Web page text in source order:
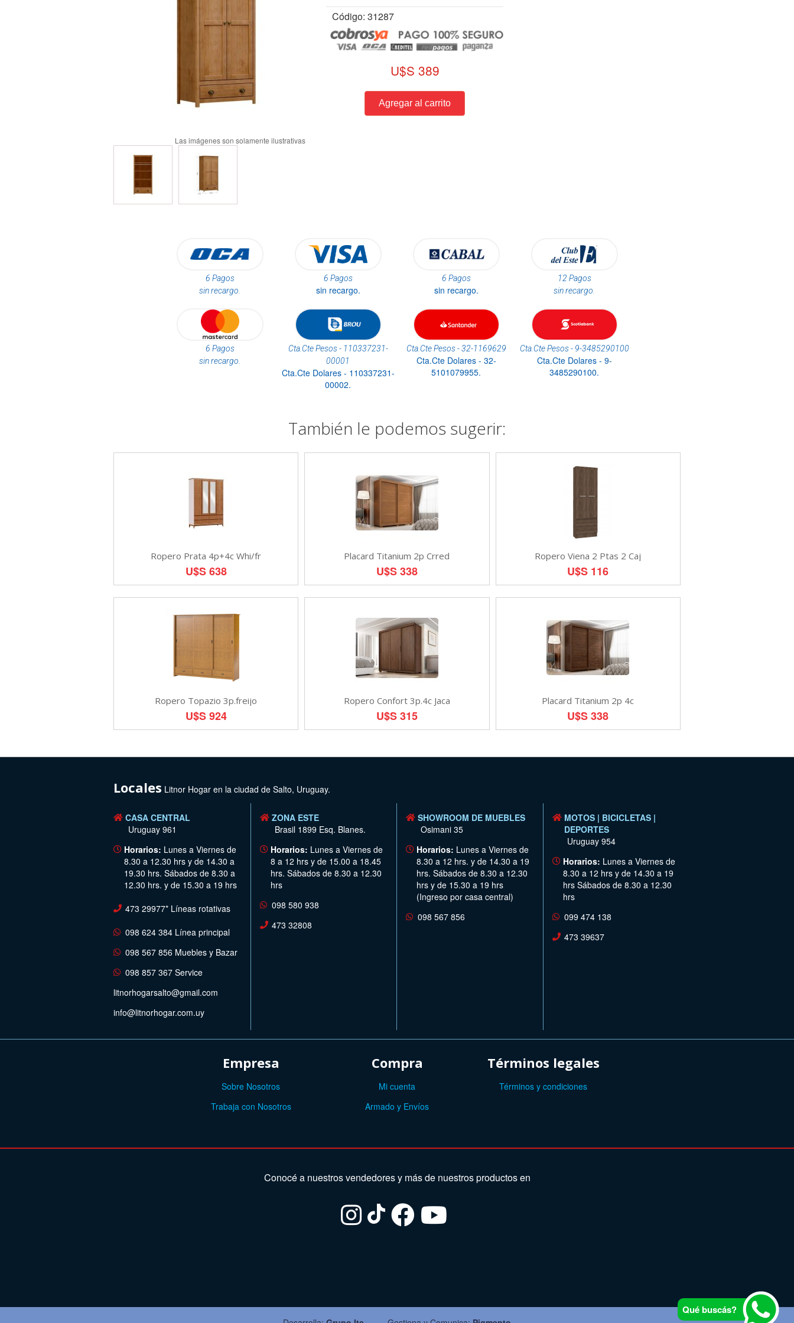
Código: 31287
U$S 389
6 Pagos
sin recargo.
6 Pagos
sin recargo.
6 Pagos
sin recargo.
12 Pagos
sin recargo.
6 Pagos
sin recargo.
Cta.Cte Pesos - 110337231-
00001
Cta.Cte Dolares - 110337231-
00002.
Cta.Cte Pesos - 32-1169629
Cta.Cte Dolares - 32-
5101079955.
Cta.Cte Pesos - 9-3485290100
Cta.Cte Dolares - 9-
3485290100.
También le podemos sugerir:
Ropero Prata 4p+4c Whi/fr
U$S 638
Placard Titanium 2p Crred
U$S 338
Ropero Viena 2 Ptas 2 Caj
U$S 116
Ropero Topazio 3p.freijo
U$S 924
Ropero Confort 3p.4c Jaca
U$S 315
Placard Titanium 2p 4c
U$S 338
Locales Litnor Hogar en la ciudad de Salto, Uruguay.
CASA CENTRAL
Uruguay 961
Horarios: Lunes a Viernes de
8.30 a 12.30 hrs y de 14.30 a
19.30 hrs. Sábados de 8.30 a
12.30 hrs. y de 15.30 a 19 hrs
473 29977* Líneas rotativas
098 624 384 Línea principal
098 567 856 Muebles y Bazar
098 857 367 Service
litnorhogarsalto@gmail.com
info@litnorhogar.com.uy
ZONA ESTE
Brasil 1899 Esq. Blanes.
Horarios: Lunes a Viernes de
8 a 12 hrs y de 15.00 a 18.45
hrs. Sábados de 8.30 a 12.30
hrs
098 580 938
473 32808
SHOWROOM DE MUEBLES
Osimani 35
Horarios: Lunes a Viernes de
8.30 a 12 hrs. y de 14.30 a 19
hrs. Sábados de 8.30 a 12.30
hrs y de 15.30 a 19 hrs
(Ingreso por casa central)
098 567 856
MOTOS | BICICLETAS |
DEPORTES
Uruguay 954
Horarios: Lunes a Viernes de
8.30 a 12 hrs y de 14.30 a 19
hrs Sábados de 8.30 a 12.30
hrs
099 474 138
473 39637
Empresa
Sobre Nosotros
Trabaja con Nosotros
Compra
Mi cuenta
Armado y Envíos
Términos legales
Términos y condiciones
Conocé a nuestros vendedores y más de nuestros productos en
Qué buscás?